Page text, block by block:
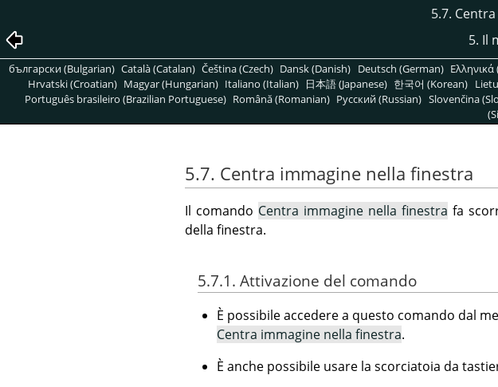
5.7.
5. Il
български (Bulgarian) Català (Catalan) Čeština (Czech) Dansk (Danish) Deutsch (German) Ελληνικά
Hrvatski (Croatian) Magyar (Hungarian) Italiano (Italian) 日本語 (Japanese) 한국어 (Korean)
Português brasileiro (Brazilian Portuguese) Română (Romanian) Pусский (Russian) Slovenčina
5.7. Centra immagine nella finestra
Il comando Centra immagine nella finestra fa
della finestra.
5.7.1. Attivazione del comando
È possibile accedere a questo comando dal
Centra immagine nella finestra.
È anche possibile usare la scorciatoia da